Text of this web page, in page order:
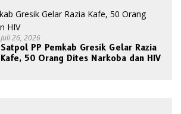
Juli 26, 2026
Satpol PP Pemkab Gresik Gelar Razia
Kafe, 50 Orang Dites Narkoba dan HIV